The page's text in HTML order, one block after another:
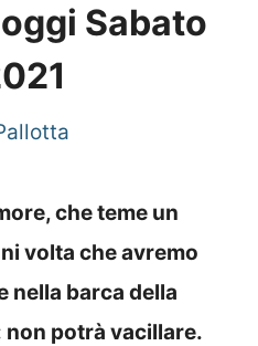
Sabato
che teme un
volta che avremo
nella barca della
non potrà vacillare.